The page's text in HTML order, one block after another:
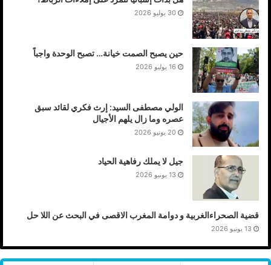
30 يوليو 2026
حين يصبح الصمت خيانة… تصبح الوحدة واجباً
16 يوليو 2026
الولي مصطفى السيد: إرث فكري لقائد سبق
عصره وما زال يلهم الأجيال
20 يونيو 2026
جيل لا يملك رفاهية الحياد
13 يونيو 2026
قضية الصحراءالغربية و دوامة المغرب الاقصى في البحث عن اللا حل
13 يونيو 2026